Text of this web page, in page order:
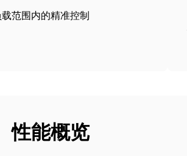
范围内的精准控制
性能概览